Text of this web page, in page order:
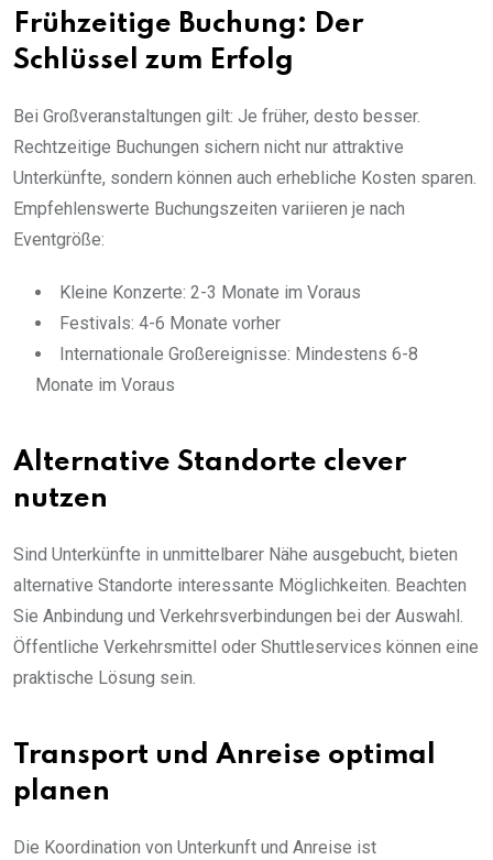
Frühzeitige Buchung: Der
Schlüssel zum Erfolg
Bei Großveranstaltungen gilt: Je früher, desto besser.
Rechtzeitige Buchungen sichern nicht nur attraktive
Unterkünfte, sondern können auch erhebliche Kosten sparen.
Empfehlenswerte Buchungszeiten variieren je nach
Eventgröße:
Kleine Konzerte: 2-3 Monate im Voraus
Festivals: 4-6 Monate vorher
Internationale Großereignisse: Mindestens 6-8
Monate im Voraus
Alternative Standorte clever
nutzen
Sind Unterkünfte in unmittelbarer Nähe ausgebucht, bieten
alternative Standorte interessante Möglichkeiten. Beachten
Sie Anbindung und Verkehrsverbindungen bei der Auswahl.
Öffentliche Verkehrsmittel oder Shuttleservices können eine
praktische Lösung sein.
Transport und Anreise optimal
planen
Die Koordination von Unterkunft und Anreise ist